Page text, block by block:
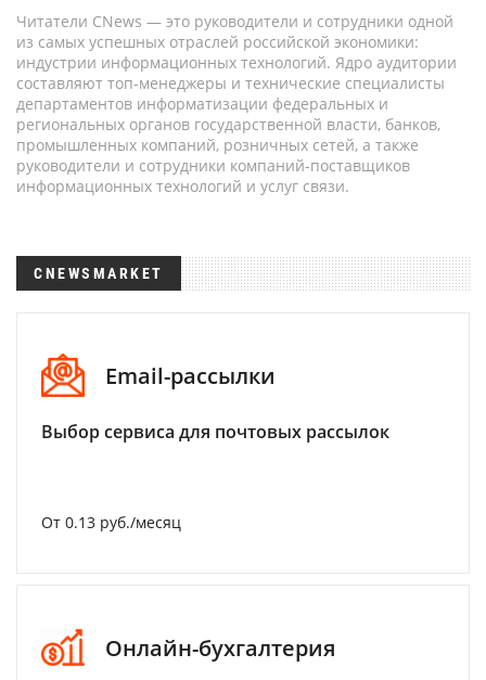
Читатели CNews — это руководители и сотрудники одной
из самых успешных отраслей российской экономики:
индустрии информационных технологий. Ядро аудитории
составляют топ-менеджеры и технические специалисты
департаментов информатизации федеральных и
региональных органов государственной власти, банков,
промышленных компаний, розничных сетей, а также
руководители и сотрудники компаний-поставщиков
информационных технологий и услуг связи.
CNEWSMARKET
Email-рассылки
Выбор сервиса для почтовых рассылок
От 0.13 руб./месяц
Онлайн-бухгалтерия